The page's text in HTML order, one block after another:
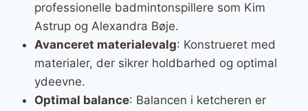
professionelle badmintonspillere som Kim
Astrup og Alexandra Bøje.
Avanceret materialevalg: Konstrueret med
materialer, der sikrer holdbarhed og optimal
ydeevne.
Optimal balance: Balancen i ketcheren er